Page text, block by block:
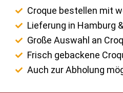
Croque bestellen mit
Lieferung in Hamburg
Große Auswahl an
Frisch gebackene
Auch zur Abholung